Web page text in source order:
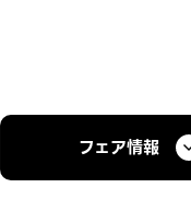
フェア情報